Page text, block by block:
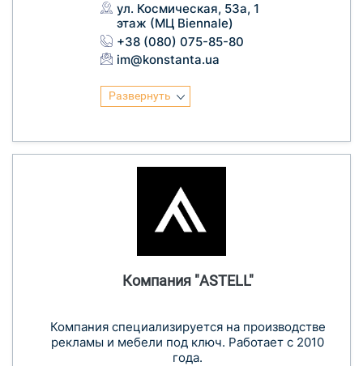
ул. Космическая, 53а, 1
этаж (МЦ Biennale)
+38 (080) 075-85-80
im@konstanta.ua
Развернуть
Компания "ASTELL"
Компания специализируется на производстве
рекламы и мебели под ключ. Работает с 2010
года.